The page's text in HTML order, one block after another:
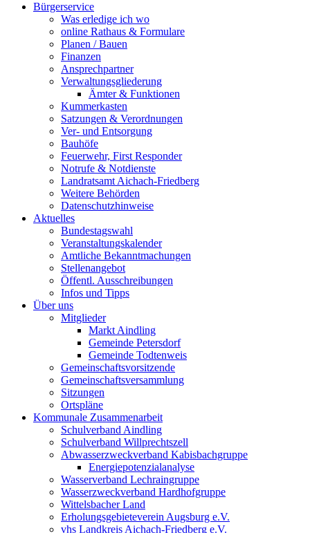
Bürgerservice
Was erledige ich wo
online Rathaus & Formulare
Planen / Bauen
Finanzen
Ansprechpartner
Verwaltungsgliederung
Ämter & Funktionen
Kummerkasten
Satzungen & Verordnungen
Ver- und Entsorgung
Bauhöfe
Feuerwehr, First Responder
Notrufe & Notdienste
Landratsamt Aichach-Friedberg
Weitere Behörden
Datenschutzhinweise
Aktuelles
Bundestagswahl
Veranstaltungskalender
Amtliche Bekanntmachungen
Stellenangebot
Öffentl. Ausschreibungen
Infos und Tipps
Über uns
Mitglieder
Markt Aindling
Gemeinde Petersdorf
Gemeinde Todtenweis
Gemeinschaftsvorsitzende
Gemeinschaftsversammlung
Sitzungen
Ortspläne
Kommunale Zusammenarbeit
Schulverband Aindling
Schulverband Willprechtszell
Abwasserzweckverband Kabisbachgruppe
Energiepotenzialanalyse
Wasserverband Lechraingruppe
Wasserzweckverband Hardhofgruppe
Wittelsbacher Land
Erholungsgebieteverein Augsburg e.V.
vhs Landkreis Aichach-Friedberg e.V.